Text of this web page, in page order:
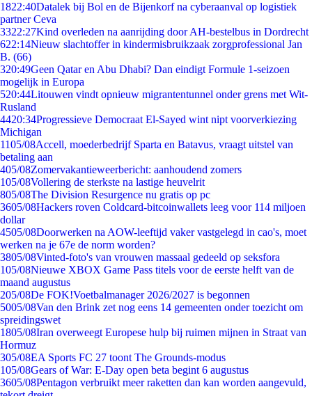
1822:40Datalek bij Bol en de Bijenkorf na cyberaanval op logistiek
partner Ceva
3322:27Kind overleden na aanrijding door AH-bestelbus in Dordrecht
622:14Nieuw slachtoffer in kindermisbruikzaak zorgprofessional Jan
B. (66)
320:49Geen Qatar en Abu Dhabi? Dan eindigt Formule 1-seizoen
mogelijk in Europa
520:44Litouwen vindt opnieuw migrantentunnel onder grens met Wit-
Rusland
4420:34Progressieve Democraat El-Sayed wint nipt voorverkiezing
Michigan
1105/08Accell, moederbedrijf Sparta en Batavus, vraagt uitstel van
betaling aan
405/08Zomervakantieweerbericht: aanhoudend zomers
105/08Vollering de sterkste na lastige heuvelrit
805/08The Division Resurgence nu gratis op pc
3605/08Hackers roven Coldcard-bitcoinwallets leeg voor 114 miljoen
dollar
4505/08Doorwerken na AOW-leeftijd vaker vastgelegd in cao's, moet
werken na je 67e de norm worden?
3805/08Vinted-foto's van vrouwen massaal gedeeld op seksfora
105/08Nieuwe XBOX Game Pass titels voor de eerste helft van de
maand augustus
205/08De FOK!Voetbalmanager 2026/2027 is begonnen
5005/08Van den Brink zet nog eens 14 gemeenten onder toezicht om
spreidingswet
1805/08Iran overweegt Europese hulp bij ruimen mijnen in Straat van
Hormuz
305/08EA Sports FC 27 toont The Grounds-modus
105/08Gears of War: E-Day open beta begint 6 augustus
3605/08Pentagon verbruikt meer raketten dan kan worden aangevuld,